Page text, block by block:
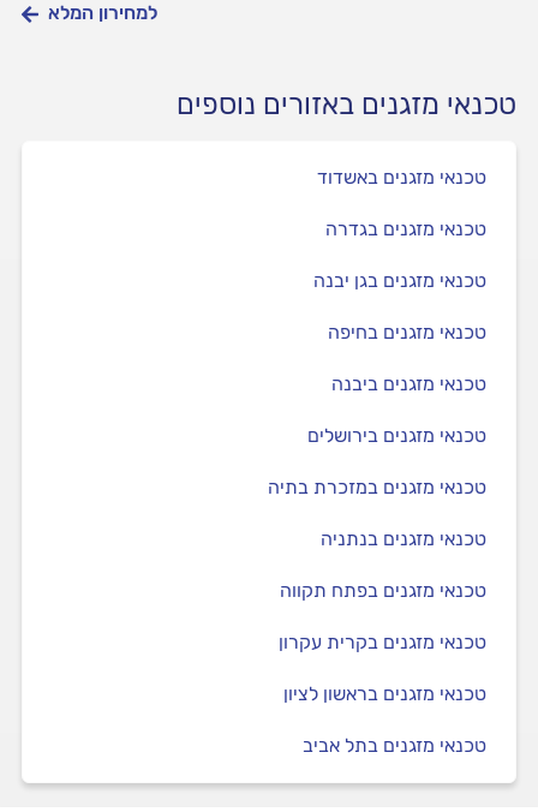
למחירון המלא
טכנאי מזגנים באזורים נוספים
טכנאי מזגנים באשדוד
טכנאי מזגנים בגדרה
טכנאי מזגנים בגן יבנה
טכנאי מזגנים בחיפה
טכנאי מזגנים ביבנה
טכנאי מזגנים בירושלים
טכנאי מזגנים במזכרת בתיה
טכנאי מזגנים בנתניה
טכנאי מזגנים בפתח תקווה
טכנאי מזגנים בקרית עקרון
טכנאי מזגנים בראשון לציון
טכנאי מזגנים בתל אביב